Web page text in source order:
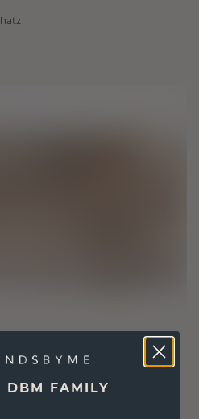
MEISTERHAFT
umweltfreundlichen
DBM FAMILY